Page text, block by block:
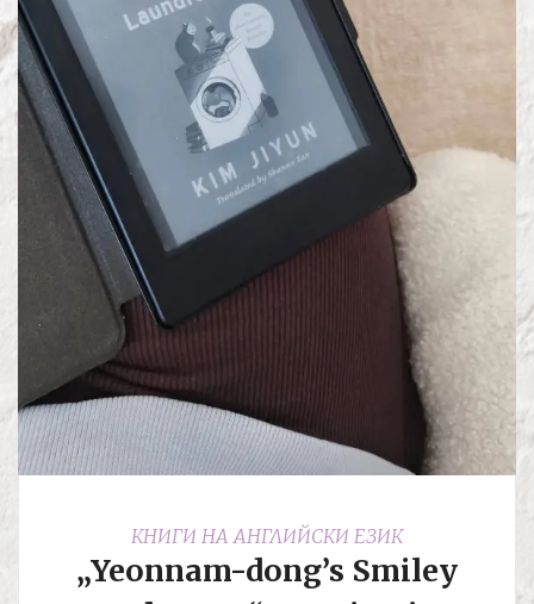
КНИГИ НА АНГЛИЙСКИ ЕЗИК
„Yeonnam-dong’s Smiley